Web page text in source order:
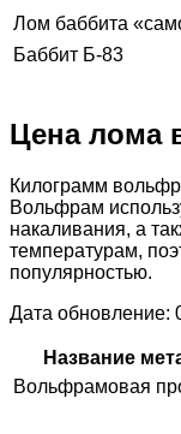
Лом баббита
Баббит Б-83
Цена лома
Килограмм
Вольфрам
накаливания, а
температурам,
популярностью.
Дата обновление:
Название
Вольфрамовая